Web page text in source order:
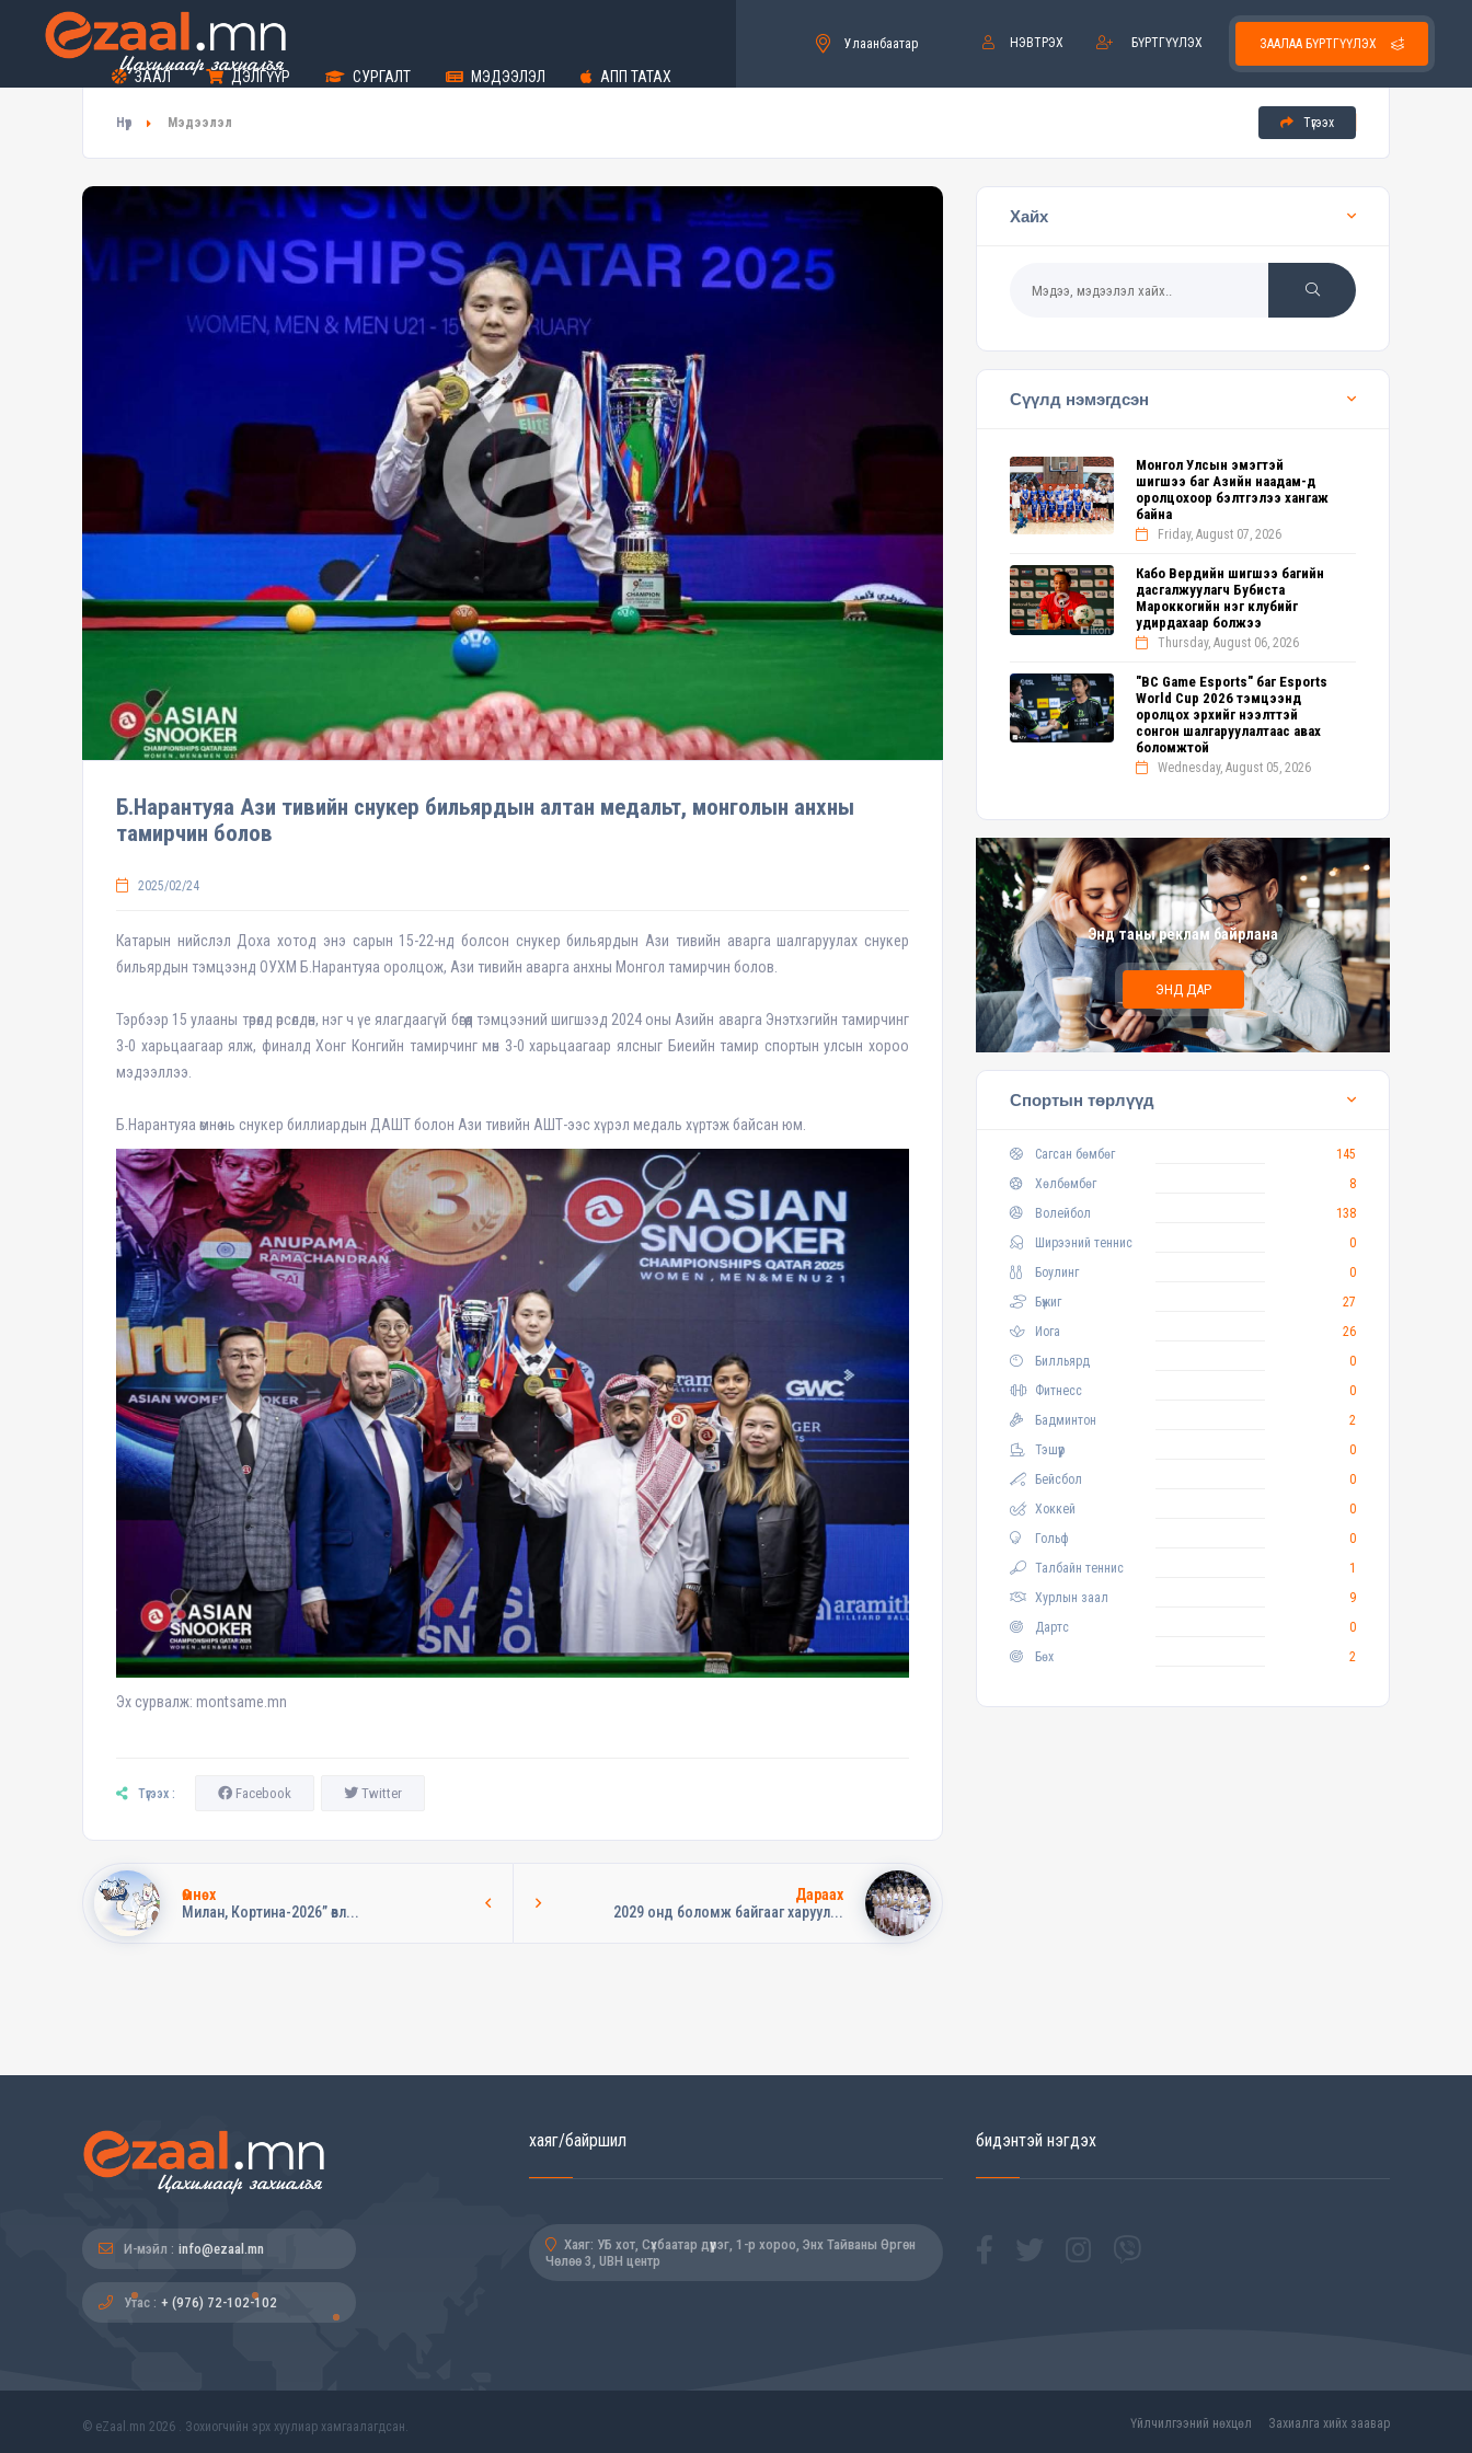
ЗААЛАА БҮРТГҮҮЛЭХ
БҮРТГҮҮЛЭХ
НЭВТРЭХ
Улаанбаатар
ЗААЛ ДЭЛГҮҮР СУРГАЛТ МЭДЭЭЛЭЛ АПП ТАТАХ
Нүүр Мэдээлэл Түгээх
Б.Нарантуяа Ази тивийн снукер бильярдын алтан медальт, монголын анхны
тамирчин болов
2025/02/24
Катарын нийслэл Доха хотод энэ сарын 15-22-нд болсон снукер бильярдын Ази тивийн аварга шалгаруулах снукер
бильярдын тэмцээнд ОУХМ Б.Нарантуяа оролцож, Ази тивийн аварга анхны Монгол тамирчин болов.
Тэрбээр 15 улааны төрөлд өрсөлдөн, нэг ч үе ялагдаагүй бөгөөд тэмцээний шигшээд 2024 оны Азийн аварга Энэтхэгийн тамирчинг
3-0 харьцаагаар ялж, финалд Хонг Конгийн тамирчинг мөн 3-0 харьцаагаар ялсныг Биеийн тамир спортын улсын хороо
мэдээллээ.
Б.Нарантуяа өмнө нь снукер биллиардын ДАШТ болон Ази тивийн АШТ-ээс хүрэл медаль хүртэж байсан юм.
Эх сурвалж: montsame.mn
Түгээх : Facebook Twitter
Өмнөх
Милан, Кортина-2026” өвл...
Дараах
2029 онд боломж байгааг харуул...
Хайх
Сүүлд нэмэгдсэн
Монгол Улсын эмэгтэй
шигшээ баг Азийн наадам-д
оролцохоор бэлтгэлээ хангаж
байна
Friday, August 07, 2026
Кабо Вердийн шигшээ багийн
дасгалжуулагч Бубиста
Мароккогийн нэг клубийг
удирдахаар болжээ
Thursday, August 06, 2026
"BC Game Esports" баг Esports
World Cup 2026 тэмцээнд
оролцох эрхийг нээлттэй
сонгон шалгаруулалтаас авах
боломжтой
Wednesday, August 05, 2026
Энд таны реклам байрлана
ЭНД ДАР
Спортын төрлүүд
Сагсан бөмбөг
145
Хөлбөмбөг
8
Волейбол
138
Ширээний теннис
0
Боулинг
0
Бүжиг
27
Иога
26
Билльярд
0
Фитнесс
0
Бадминтон
2
Тэшүүр
0
Бейсбол
0
Хоккей
0
Гольф
0
Талбайн теннис
1
Хурлын заал
9
Дартс
0
Бөх
2
И-мэйл : info@ezaal.mn
Утас : + (976) 72-102-102
хаяг/байршил
Хаяг: УБ хот, Сүхбаатар дүүрэг, 1-р хороо, Энх Тайваны Өргөн
Чөлөө 3, UBH центр
бидэнтэй нэгдэх
© eZaal.mn 2026 . Зохиогчийн эрх хуулиар хамгаалагдсан. Үйлчилгээний нөхцөл Захиалга хийх заавар